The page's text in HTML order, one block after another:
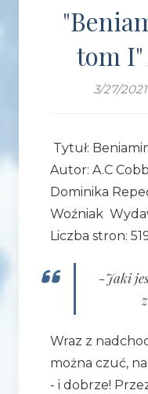
tom I"
3/27/2021
Tytuł:
Autor: A.C
Dominika
Woźniak
Liczba stron:
-Jaki
Wraz z
można czuć,
- i dobrze!